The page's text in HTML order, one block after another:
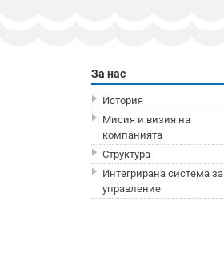
За нас
История
Мисия и визия на
компанията
Структура
Интегрирана система за
управление